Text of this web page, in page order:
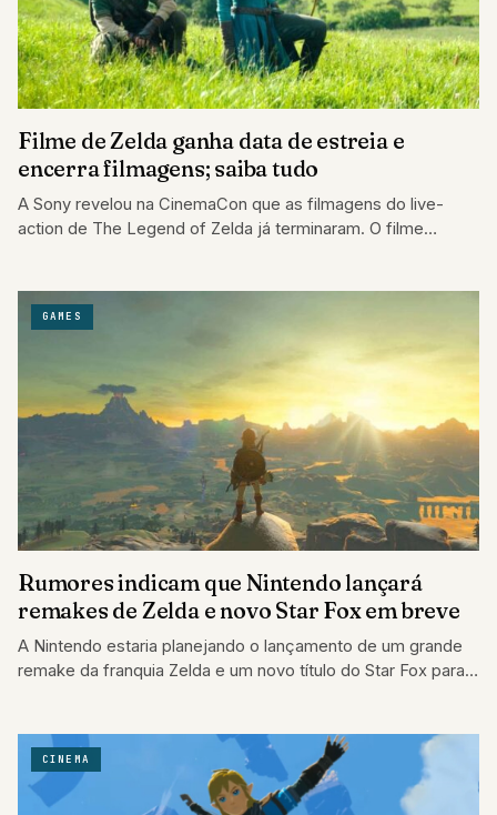
Filme de Zelda ganha data de estreia e
encerra filmagens; saiba tudo
A Sony revelou na CinemaCon que as filmagens do live-
action de The Legend of Zelda já terminaram. O filme
GAMES
Rumores indicam que Nintendo lançará
remakes de Zelda e novo Star Fox em breve
A Nintendo estaria planejando o lançamento de um grande
remake da franquia Zelda e um novo título do Star Fox para
CINEMA